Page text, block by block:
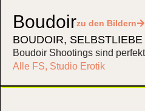
Boudoirzu den Bildern
BOUDOIR, SELBSTLIEBE
Boudoir Shootings sind
Alle FS, Studio Erotik